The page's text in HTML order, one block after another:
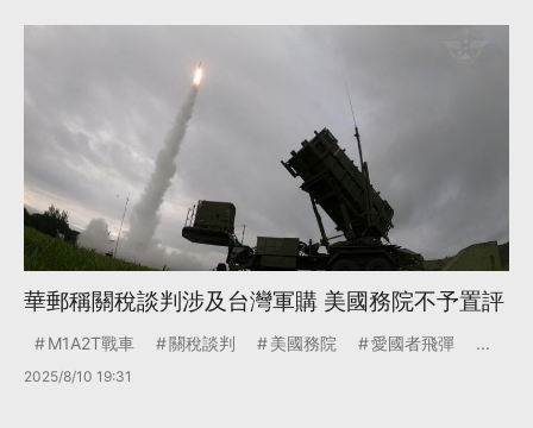
華郵稱關稅談判涉及台灣軍購 美國務院不予置評
M1A2T戰車 關稅談判 美國務院 愛國者飛彈 ...
2025/8/10 19:31